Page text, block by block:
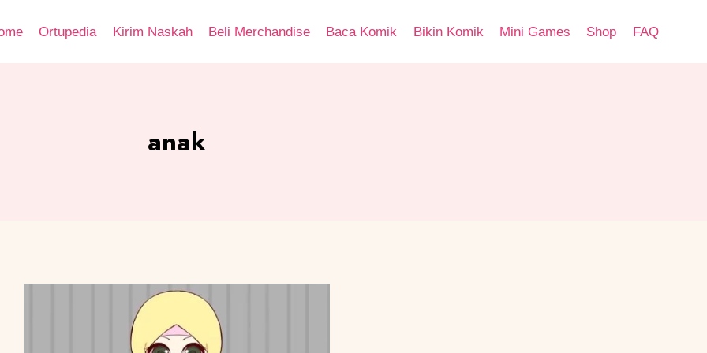
Ortupedia Kirim Naskah Beli Merchandise Baca Komik Bikin Komik Mini Games Shop FAQ
anak